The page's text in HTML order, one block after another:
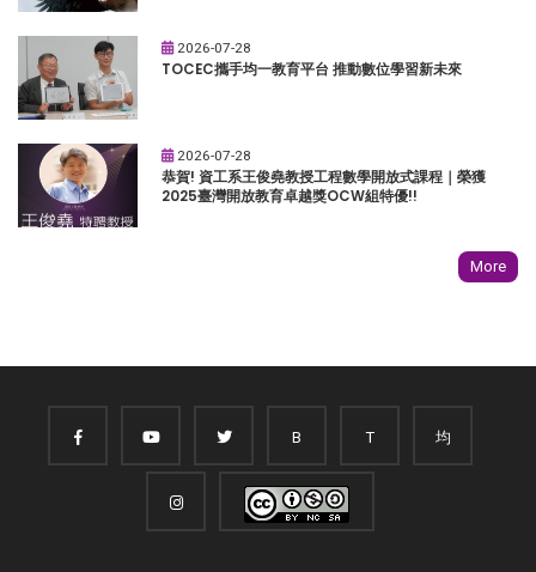
2026-07-28
TOCEC攜手均一教育平台 推動數位學習新未來
2026-07-28
恭賀! 資工系王俊堯教授工程數學開放式課程｜榮獲
2025臺灣開放教育卓越獎OCW組特優!!
More
B T 均